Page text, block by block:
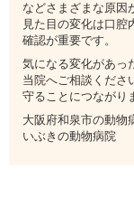
などさまざまな原因
見た目の変化は口腔
確認が重要です。
気になる変化があっ
当院へご相談くださ
守ることにつながり
大阪府和泉市の動物
いぶきの動物病院